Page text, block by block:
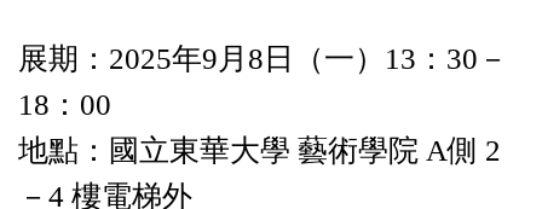
展期：2025年9月8日（一）13：30－
18：00
地點：國立東華大學 藝術學院 A側 2
－4 樓電梯外